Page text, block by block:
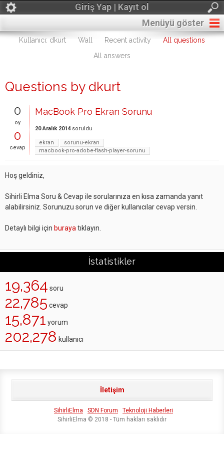
Giriş Yap | Kayıt ol
Menüyü göster
Kullanıcı: dkurt Wall Recent activity
All questions
All answers
Questions by dkurt
0
oy
0
cevap
MacBook Pro Ekran Sorunu
20 Aralık 2014 soruldu
ekran
sorunu-ekran
macbook-pro-adobe-flash-player-sorunu
Hoş geldiniz,
Sihirli Elma Soru & Cevap ile sorularınıza en kısa zamanda yanıt
alabilirsiniz. Sorunuzu sorun ve diğer kullanıcılar cevap versin.
Detaylı bilgi için buraya tıklayın.
İstatistikler
19,364 soru
22,785 cevap
15,871 yorum
202,278 kullanıcı
İletişim
SihirliElma SDN Forum
Teknoloji Haberleri
SihirliElma © 2018 - Tüm hakları saklıdır